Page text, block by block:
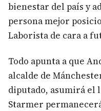
bienestar del país y
persona mejor
Laborista de cara a
Todo apunta a que
alcalde de
diputado, asumirá el
Starmer